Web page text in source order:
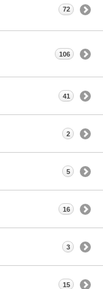
72
106
41
2
5
16
3
15